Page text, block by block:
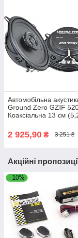
Автомобільна
Ground Zero GZIF
Коаксіальна 13 см
2 925,90 ₴ 3 251 ₴
Акційні
–10%